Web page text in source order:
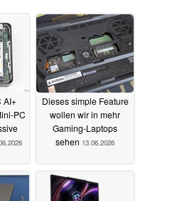
AI+
PC
Dieses simple Feature
wollen wir in mehr
Gaming-Laptops
sehen 13.06.2026